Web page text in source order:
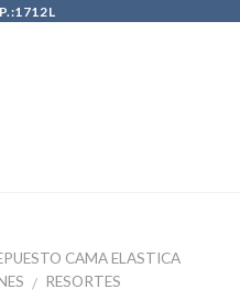
CAMA ELASTICA
/ RESORTES